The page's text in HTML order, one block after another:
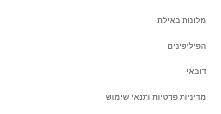
מלונות באילת
הפיליפינים
דובאי
מדיניות פרטיות ותנאי שימוש